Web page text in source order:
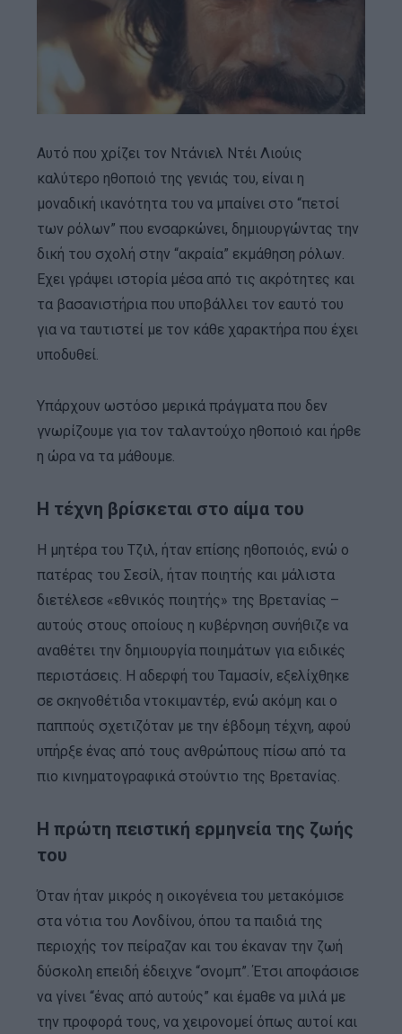
Αυτό που χρίζει τον Ντάνιελ Ντέι Λιούις
καλύτερο ηθοποιό της γενιάς του, είναι η
μοναδική ικανότητα του να μπαίνει στο “πετσί
των ρόλων” που ενσαρκώνει, δημιουργώντας την
δική του σχολή στην “ακραία” εκμάθηση ρόλων.
Εχει γράψει ιστορία μέσα από τις ακρότητες και
τα βασανιστήρια που υποβάλλει τον εαυτό του
για να ταυτιστεί με τον κάθε χαρακτήρα που έχει
υποδυθεί.
Υπάρχουν ωστόσο μερικά πράγματα που δεν
γνωρίζουμε για τον ταλαντούχο ηθοποιό και ήρθε
η ώρα να τα μάθουμε.
Η τέχνη βρίσκεται στο αίμα του
Η μητέρα του Τζιλ, ήταν επίσης ηθοποιός, ενώ ο
πατέρας του Σεσίλ, ήταν ποιητής και μάλιστα
διετέλεσε «εθνικός ποιητής» της Βρετανίας –
αυτούς στους οποίους η κυβέρνηση συνήθιζε να
αναθέτει την δημιουργία ποιημάτων για ειδικές
περιστάσεις. Η αδερφή του Ταμασίν, εξελίχθηκε
σε σκηνοθέτιδα ντοκιμαντέρ, ενώ ακόμη και ο
παππούς σχετιζόταν με την έβδομη τέχνη, αφού
υπήρξε ένας από τους ανθρώπους πίσω από τα
πιο κινηματογραφικά στούντιο της Βρετανίας.
Η πρώτη πειστική ερμηνεία της ζωής
του
Όταν ήταν μικρός η οικογένεια του μετακόμισε
στα νότια του Λονδίνου, όπου τα παιδιά της
περιοχής τον πείραζαν και του έκαναν την ζωή
δύσκολη επειδή έδειχνε “σνομπ”. Έτσι αποφάσισε
να γίνει “ένας από αυτούς” και έμαθε να μιλά με
την προφορά τους, να χειρονομεί όπως αυτοί και